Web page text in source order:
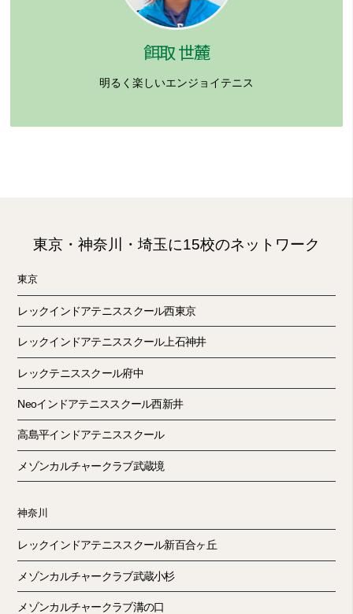
餌取 世麓
明るく楽しいエンジョイテニス
東京・神奈川・埼玉に15校のネットワーク
東京
レックインドアテニススクール西東京
レックインドアテニススクール上石神井
レックテニススクール府中
Neoインドアテニススクール西新井
高島平インドアテニススクール
メゾンカルチャークラブ武蔵境
神奈川
レックインドアテニススクール新百合ヶ丘
メゾンカルチャークラブ武蔵小杉
メゾンカルチャークラブ溝の口